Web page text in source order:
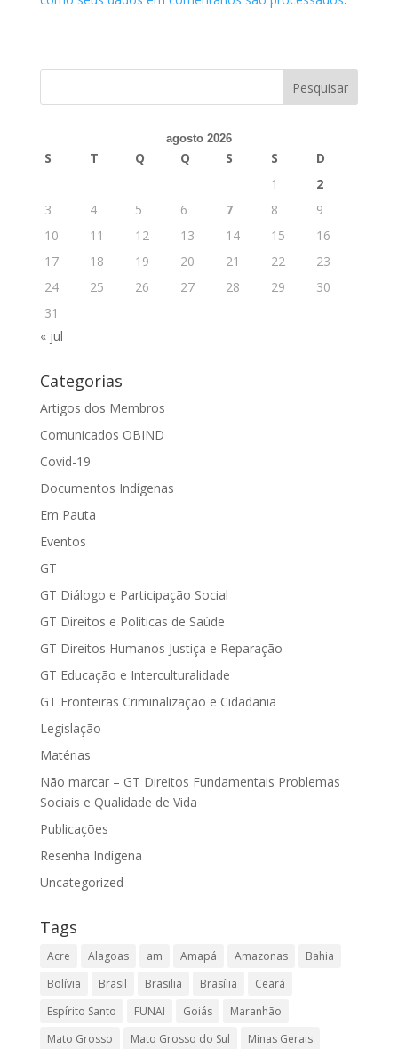
agosto 2026
S T Q Q S S
D
1
2
3
4 5 6 7 8
9
10
11 12 13 14 15
16
17
18 19 20 21 22
23
24
25 26 27 28 29
30
31
« jul
Categorias
Artigos dos Membros
Comunicados OBIND
Covid-19
Documentos Indígenas
Em Pauta
Eventos
GT
GT Diálogo e Participação Social
GT Direitos e Políticas de Saúde
GT Direitos Humanos Justiça e Reparação
GT Educação e Interculturalidade
GT Fronteiras Criminalização e Cidadania
Legislação
Matérias
Não marcar – GT Direitos Fundamentais Problemas
Sociais e Qualidade de Vida
Publicações
Resenha Indígena
Uncategorized
Tags
Acre Alagoas am Amapá Amazonas
Bahia
Bolívia
Brasil Brasilia Brasília
Ceará
Espírito Santo
FUNAI Goiás
Maranhão
Mato Grosso
Mato Grosso do Sul
Minas Gerais